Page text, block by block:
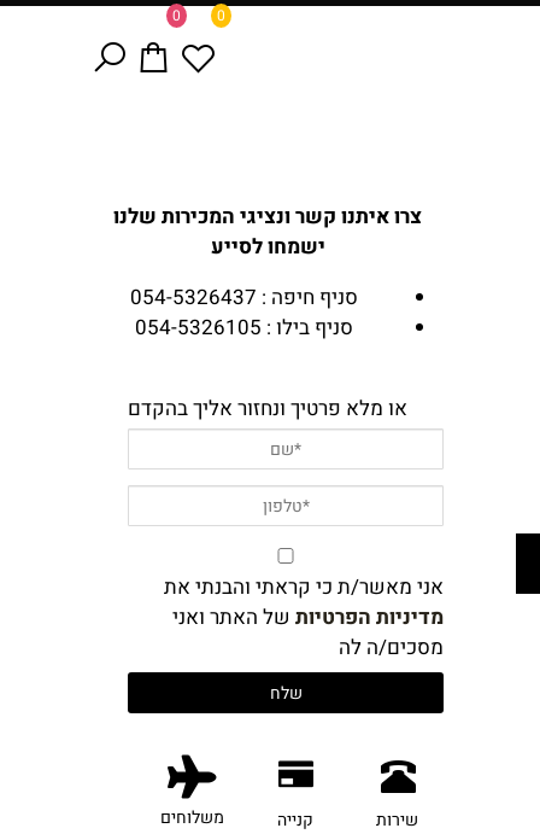
0 0
צרו איתנו קשר ונציגי המכירות שלנו
ישמחו לסייע
סניף חיפה : 054-5326437
סניף בילו : 054-5326105
או מלא פרטיך ונחזור אליך בהקדם
אני מאשר/ת כי קראתי והבנתי את
מדיניות הפרטיות של האתר ואני
מסכים/ה לה
שירות
קנייה
משלוחים